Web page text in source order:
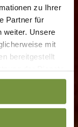
zu Ihrer
Partner für
weiter. Unsere
mit
bereitgestellt
der Dienste
finden Sie auf